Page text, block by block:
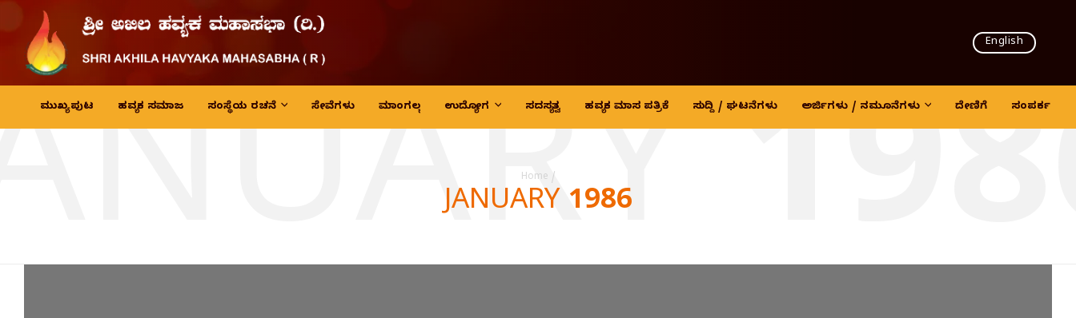
English
ಮುಖ್ಯ ಪುಟ ಹವ್ಯಕ ಸಮಾಜ ಸಂಸ್ಥೆಯ ರಚನೆ ಸೇವೆಗಳು ಮಾಂಗಲ್ಯ ಉದ್ಯೋಗ ಸದಸ್ಯತ್ವ ಹವ್ಯಕ ಮಾಸ ಪತ್ರಿಕೆ ಸುದ್ದಿ / ಘಟನೆಗಳು ಅರ್ಜಿಗಳು / ನಮೂನೆಗಳು ದೇಣಿಗೆ ಸಂಪರ್ಕ
Home /
JANUARY 1986